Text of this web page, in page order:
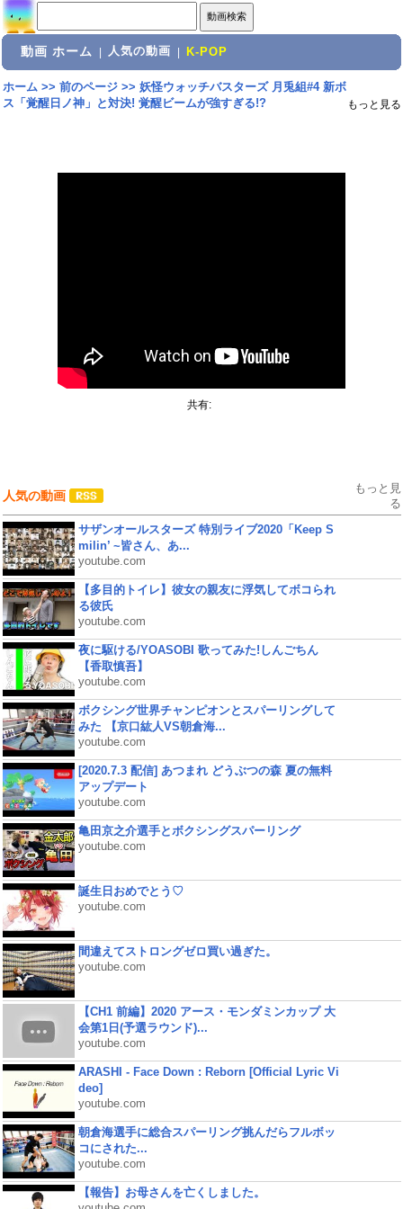
動画 ホーム 人気の動画 K-POP
ホーム>> 前のページ>> 妖怪ウォッチバスターズ 月兎組#4 新ボ
ス「覚醒日ノ神」と対決! 覚醒ビームが強すぎる!?
もっと見る
共有:
人気の動画
もっと見
る
サザンオールスターズ 特別ライブ2020「Keep S
milin’ ~皆さん、あ...
youtube.com
【多目的トイレ】彼女の親友に浮気してボコられ
る彼氏
youtube.com
夜に駆ける/YOASOBI 歌ってみた!しんごちん
【香取慎吾】
youtube.com
ボクシング世界チャンピオンとスパーリングして
みた 【京口紘人VS朝倉海...
youtube.com
[2020.7.3 配信] あつまれ どうぶつの森 夏の無料
アップデート
youtube.com
亀田京之介選手とボクシングスパーリング
youtube.com
誕生日おめでとう♡
youtube.com
間違えてストロングゼロ買い過ぎた。
youtube.com
【CH1 前編】2020 アース・モンダミンカップ 大
会第1日(予選ラウンド)...
youtube.com
ARASHI - Face Down : Reborn [Official Lyric Vi
deo]
youtube.com
朝倉海選手に総合スパーリング挑んだらフルボッ
コにされた...
youtube.com
【報告】お母さんを亡くしました。